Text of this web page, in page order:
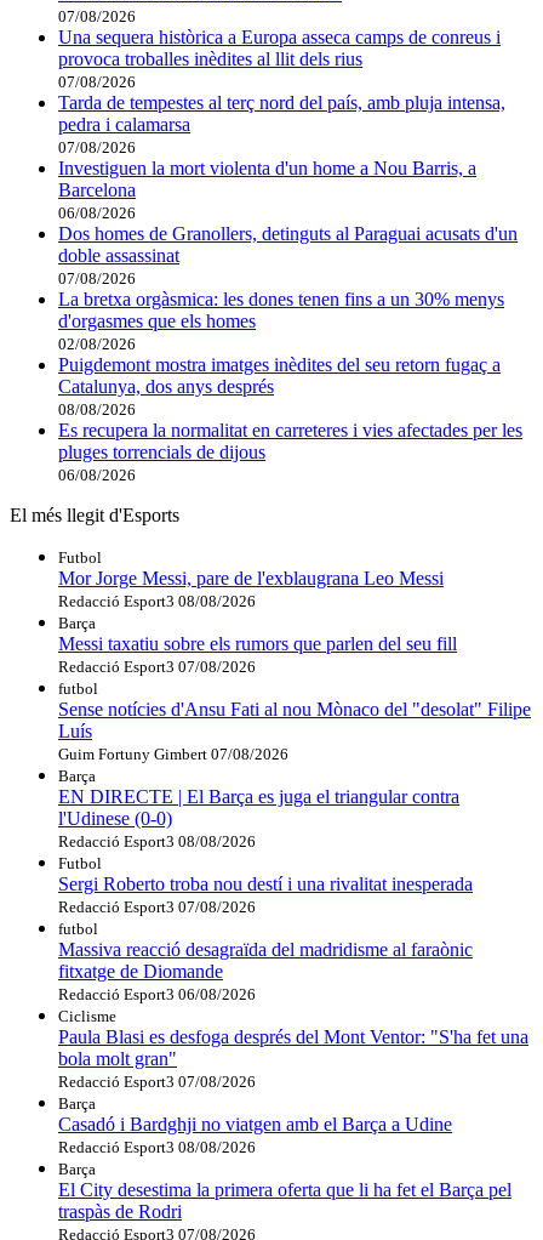
07/08/2026
Una sequera històrica a Europa asseca camps de conreus i
provoca troballes inèdites al llit dels rius
07/08/2026
Tarda de tempestes al terç nord del país, amb pluja intensa,
pedra i calamarsa
07/08/2026
Investiguen la mort violenta d'un home a Nou Barris, a
Barcelona
06/08/2026
Dos homes de Granollers, detinguts al Paraguai acusats d'un
doble assassinat
07/08/2026
La bretxa orgàsmica: les dones tenen fins a un 30% menys
d'orgasmes que els homes
02/08/2026
Puigdemont mostra imatges inèdites del seu retorn fugaç a
Catalunya, dos anys després
08/08/2026
Es recupera la normalitat en carreteres i vies afectades per les
pluges torrencials de dijous
06/08/2026
El més llegit d'Esports
Futbol
Mor Jorge Messi, pare de l'exblaugrana Leo Messi
Redacció Esport3 08/08/2026
Barça
Messi taxatiu sobre els rumors que parlen del seu fill
Redacció Esport3 07/08/2026
futbol
Sense notícies d'Ansu Fati al nou Mònaco del "desolat" Filipe
Luís
Guim Fortuny Gimbert 07/08/2026
Barça
EN DIRECTE | El Barça es juga el triangular contra
l'Udinese (0-0)
Redacció Esport3 08/08/2026
Futbol
Sergi Roberto troba nou destí i una rivalitat inesperada
Redacció Esport3 07/08/2026
futbol
Massiva reacció desagraïda del madridisme al faraònic
fitxatge de Diomande
Redacció Esport3 06/08/2026
Ciclisme
Paula Blasi es desfoga després del Mont Ventor: "S'ha fet una
bola molt gran"
Redacció Esport3 07/08/2026
Barça
Casadó i Bardghji no viatgen amb el Barça a Udine
Redacció Esport3 08/08/2026
Barça
El City desestima la primera oferta que li ha fet el Barça pel
traspàs de Rodri
Redacció Esport3 07/08/2026